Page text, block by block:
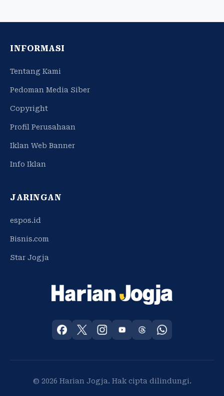
INFORMASI
Tentang Kami
Pedoman Media Siber
Copyright
Profil Perusahaan
Iklan Web Banner
Info Iklan
JARINGAN
espos.id
Bisnis.com
Star Jogja
© 2026 Harian Jogja. Hak cipta dilindungi.